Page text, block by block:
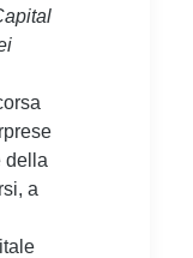
della
a